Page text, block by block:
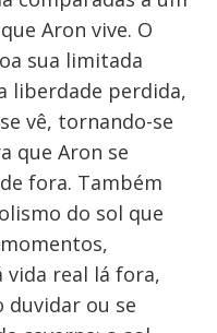
Aron vive. O
sua limitada
liberdade perdida,
vê, tornando-se
que Aron se
fora. Também
do sol que
vida real lá fora,
duvidar ou se